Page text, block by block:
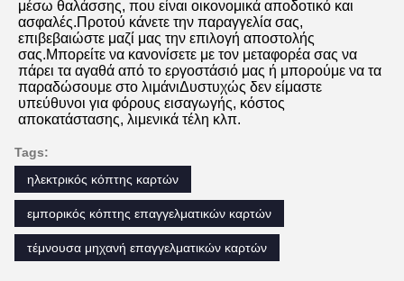
μέσω θαλάσσης, που είναι οικονομικά αποδοτικό και
ασφαλές.Προτού κάνετε την παραγγελία σας,
επιβεβαιώστε μαζί μας την επιλογή αποστολής
σας.Μπορείτε να κανονίσετε με τον μεταφορέα σας να
πάρει τα αγαθά από το εργοστάσιό μας ή μπορούμε να τα
παραδώσουμε στο λιμάνιΔυστυχώς δεν είμαστε
υπεύθυνοι για φόρους εισαγωγής, κόστος
αποκατάστασης, λιμενικά τέλη κλπ.
Tags:
ηλεκτρικός κόπτης καρτών
εμπορικός κόπτης επαγγελματικών καρτών
τέμνουσα μηχανή επαγγελματικών καρτών